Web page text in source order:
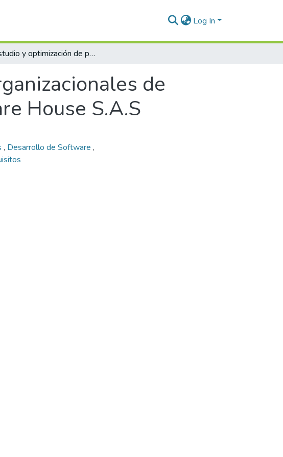
Log In
Estudio y optimización de procesos organizacionales de software en la empresa Ceiba Software House S.A.S
de
House S.A.S
, Desarrollo de Software ,